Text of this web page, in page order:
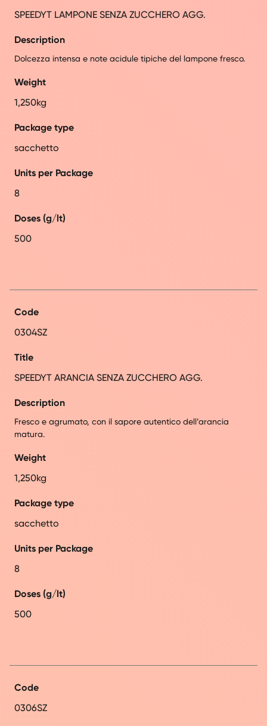
SPEEDYT LAMPONE SENZA ZUCCHERO AGG.
Description
Dolcezza intensa e note acidule tipiche del lampone fresco.
Weight
1,250kg
Package type
sacchetto
Units per Package
8
Doses (g/lt)
500
Code
0304SZ
Title
SPEEDYT ARANCIA SENZA ZUCCHERO AGG.
Description
Fresco e agrumato, con il sapore autentico dell’arancia
matura.
Weight
1,250kg
Package type
sacchetto
Units per Package
8
Doses (g/lt)
500
Code
0306SZ